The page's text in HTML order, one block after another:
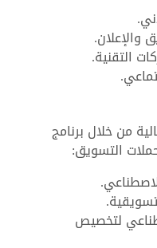
والإعلان.
التقنية.
من خلال برنامج
التسويق:
لتخصيص